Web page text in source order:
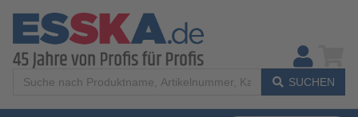
SUCHEN